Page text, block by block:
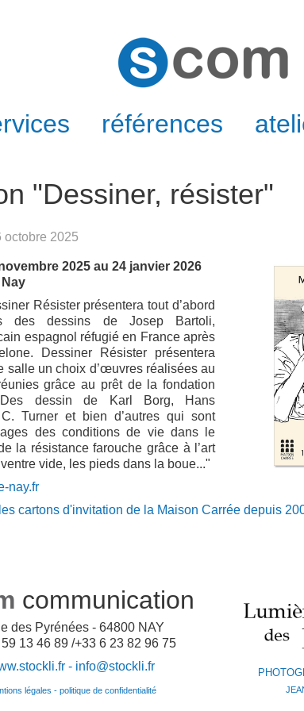
références
"Dessiner, résister"
octobre 2025
2025 au 24 janvier 2026
Résister présentera tout d’abord
des dessins de Josep Bartoli,
espagnol réfugié en France après
Dessiner Résister présentera
salle un choix d’œuvres réalisées au
grâce au prêt de la fondation
Des dessin de Karl Borg, Hans
Turner et bien d’autres qui sont
des conditions de vie dans le
la résistance farouche grâce à l’art
vide, les pieds dans la boue..."
nay.fr
cartons d'invitation de la Maison Carrée depuis
communication
des Pyrénées - 64800 NAY
13 46 89 /+33 6 23 82 96 75
- info@stockli.fr
légales - politique de confidentialité